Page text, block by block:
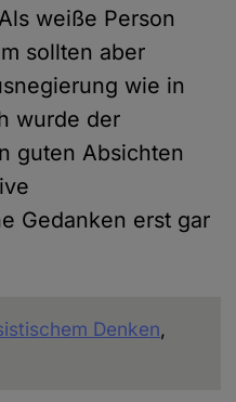
weiße Person
sollten aber
wie in
wurde der
guten Absichten
Gedanken erst gar
Denken,